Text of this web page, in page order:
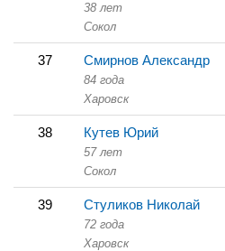
38 лет
Сокол
37 Смирнов Александр
84 года
Харовск
38 Кутев Юрий
57 лет
Сокол
39 Стуликов Николай
72 года
Харовск